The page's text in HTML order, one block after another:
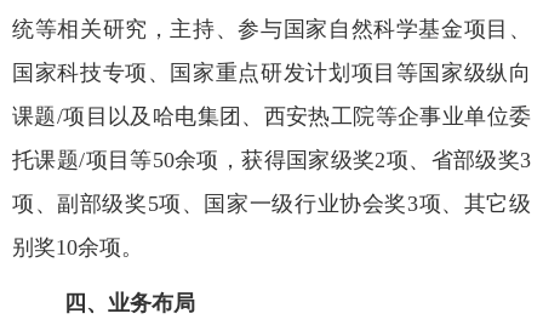
统等相关研究，主持、参与国家自然科学基金项目、
国家科技专项、国家重点研发计划项目等国家级纵向
课题/项目以及哈电集团、西安热工院等企事业单位委
托课题/项目等50余项，获得国家级奖2项、省部级奖3
项、副部级奖5项、国家一级行业协会奖3项、其它级
别奖10余项。
四、业务布局